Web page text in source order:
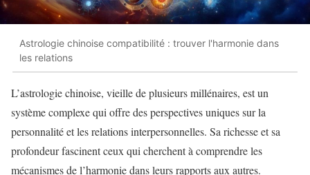
Astrologie chinoise compatibilité : trouver l'harmonie dans
les relations
L’astrologie chinoise, vieille de plusieurs millénaires, est un
système complexe qui offre des perspectives uniques sur la
personnalité et les relations interpersonnelles. Sa richesse et sa
profondeur fascinent ceux qui cherchent à comprendre les
mécanismes de l’harmonie dans leurs rapports aux autres.